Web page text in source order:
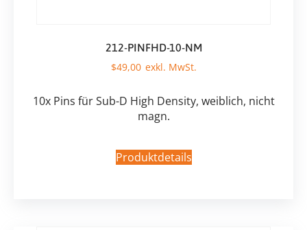
212-PINFHD-10-NM
$49,00
10x Pins für Sub-D High Density, weiblich, nicht
magn.
Produktdetails